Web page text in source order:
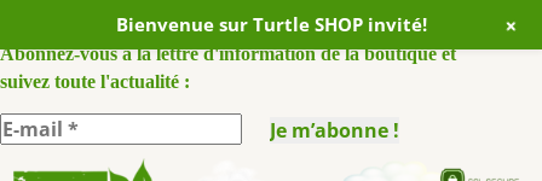
ABONNEZ VOUS A NOTRE NEWSLETTER :
Abonnez-vous à la lettre d'information de la boutique et
suivez toute l'actualité :
Skip
Bienvenue sur Turtle SHOP invité! +